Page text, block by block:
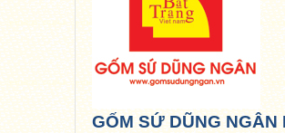
GỐM SỨ DŨNG NGÂN